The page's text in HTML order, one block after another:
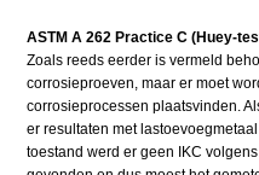
ASTM A 262 Practice C (Huey-
Zoals reeds eerder is vermeld
corrosieproeven, maar er moet
corrosieprocessen plaatsvinden.
er resultaten met
toestand werd er geen IKC